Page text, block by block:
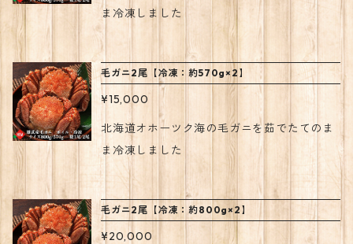
ま冷凍しました
毛ガニ2尾【冷凍：約570g×2】
¥15,000
北海道オホーツク海の毛ガニを茹でたてのま
ま冷凍しました
毛ガニ2尾【冷凍：約800g×2】
¥20,000